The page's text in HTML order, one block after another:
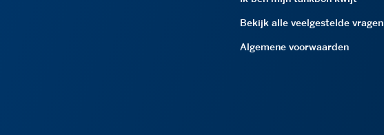
Bekijk alle veelgestelde vragen
Algemene voorwaarden